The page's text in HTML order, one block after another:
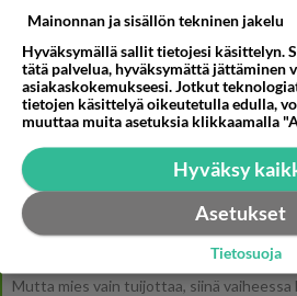
Martinan bisneksillä ei mene
2 km on nykyään liian pitkä
Mainonnan ja sisällön tekninen jakelu
Hyväksymällä sallit tietojesi käsittelyn.
tätä palvelua, hyväksymättä jättäminen
asiakaskokemukseesi. Jotkut
tietojen käsittelyä oikeutetulla edulla,
muuttaa muita asetuksia klikkaamalla
Hyväksy
Asetukset
Tietosuoja